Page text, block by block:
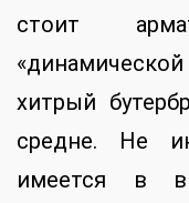
стоит
хитрый
средне. Не
имеется в